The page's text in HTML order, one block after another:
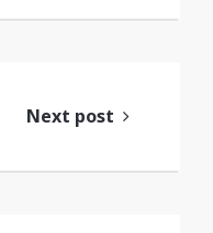
Next post